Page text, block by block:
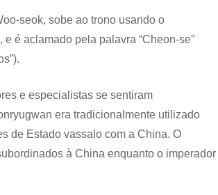
seok, sobe ao trono usando o
é aclamado pela palavra “Cheon-se”
e especialistas se sentiram
era tradicionalmente utilizado
de Estado vassalo com a China. O
à China enquanto o imperador